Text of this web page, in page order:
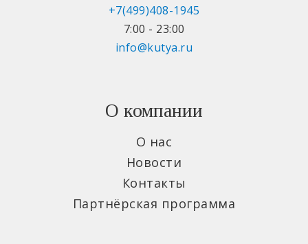
+7(499)408-1945
7:00 - 23:00
info@kutya.ru
О компании
О нас
Новости
Контакты
Партнёрская программа